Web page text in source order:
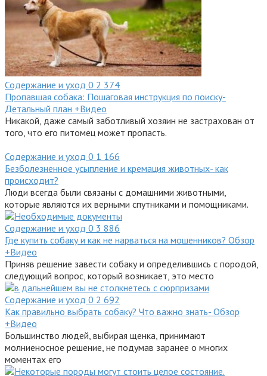
Содержание и уход 0 2 374
Пропавшая собака: Пошаговая инструкция по поиску-
Детальный план +Видео
Никакой, даже самый заботливый хозяин не застрахован от
того, что его питомец может пропасть.
Содержание и уход 0 1 166
Безболезненное усыпление и кремация животных- как
происходит?
Люди всегда были связаны с домашними животными,
которые являются их верными спутниками и помощниками.
Содержание и уход 0 3 886
Где купить собаку и как не нарваться на мошенников? Обзор
+Видео
Приняв решение завести собаку и определившись с породой,
следующий вопрос, который возникает, это место
Содержание и уход 0 2 692
Как правильно выбрать собаку? Что важно знать- Обзор
+Видео
Большинство людей, выбирая щенка, принимают
молниеносное решение, не подумав заранее о многих
моментах его